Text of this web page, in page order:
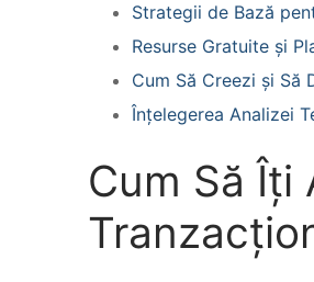
Strategii de Bază
Resurse Gratuite și
Cum Să Creezi și Să
Înțelegerea Analizei
Cum Să Îți